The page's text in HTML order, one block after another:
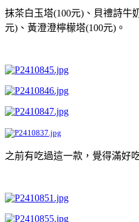
抹茶白玉塔(100元)、貝禮詩牛
元)、黃澄澄檸檬塔(100元)。
之前有吃過這一款，覺得滿好